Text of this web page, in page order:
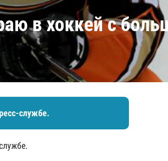
в хоккей с
службе.